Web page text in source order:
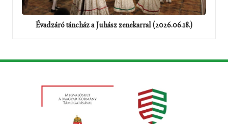
Évadzáró táncház a Juhász zenekarral (2026.06.18.)